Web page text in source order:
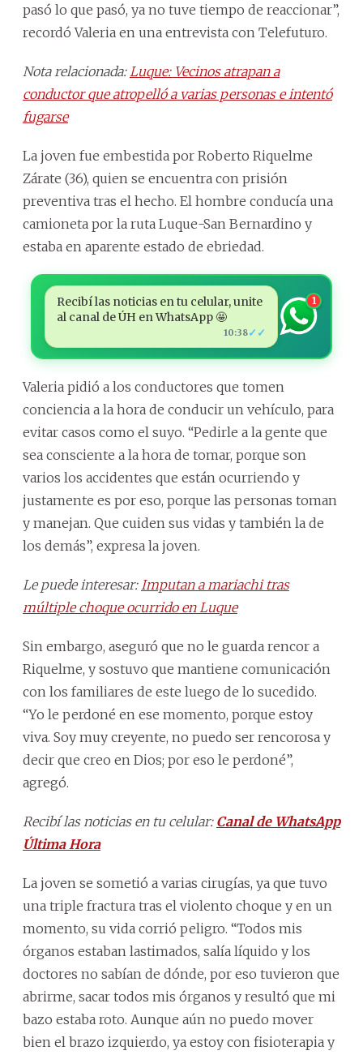
pasó lo que pasó, ya no tuve tiempo de reaccionar”,
recordó Valeria en una entrevista con Telefuturo.
Nota relacionada: Luque: Vecinos atrapan a
conductor que atropelló a varias personas e intentó
fugarse
La joven fue embestida por Roberto Riquelme
Zárate (36), quien se encuentra con prisión
preventiva tras el hecho. El hombre conducía una
camioneta por la ruta Luque-San Bernardino y
estaba en aparente estado de ebriedad.
Recibí las noticias en tu celular, unite
al canal de ÚH en WhatsApp 🤩
10:38✓✓
1
Valeria pidió a los conductores que tomen
conciencia a la hora de conducir un vehículo, para
evitar casos como el suyo. “Pedirle a la gente que
sea consciente a la hora de tomar, porque son
varios los accidentes que están ocurriendo y
justamente es por eso, porque las personas toman
y manejan. Que cuiden sus vidas y también la de
los demás”, expresa la joven.
Le puede interesar: Imputan a mariachi tras
múltiple choque ocurrido en Luque
Sin embargo, aseguró que no le guarda rencor a
Riquelme, y sostuvo que mantiene comunicación
con los familiares de este luego de lo sucedido.
“Yo le perdoné en ese momento, porque estoy
viva. Soy muy creyente, no puedo ser rencorosa y
decir que creo en Dios; por eso le perdoné”,
agregó.
Recibí las noticias en tu celular: Canal de WhatsApp
Última Hora
La joven se sometió a varias cirugías, ya que tuvo
una triple fractura tras el violento choque y en un
momento, su vida corrió peligro. “Todos mis
órganos estaban lastimados, salía líquido y los
doctores no sabían de dónde, por eso tuvieron que
abrirme, sacar todos mis órganos y resultó que mi
bazo estaba roto. Aunque aún no puedo mover
bien el brazo izquierdo, ya estoy con fisioterapia y